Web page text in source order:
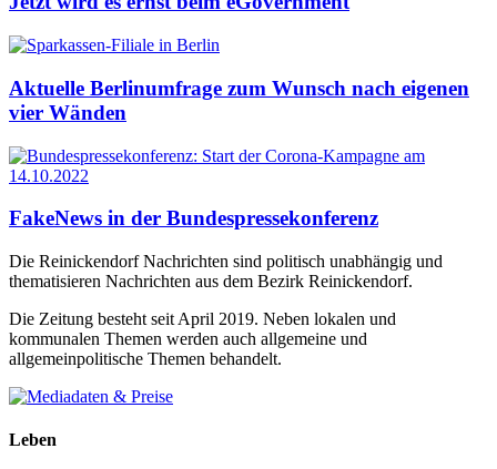
Aktuelle Berlinumfrage zum Wunsch nach eigenen
vier Wänden
FakeNews in der Bundespressekonferenz
Die Reinickendorf Nachrichten sind politisch unabhängig und
thematisieren Nachrichten aus dem Bezirk Reinickendorf.
Die Zeitung besteht seit April 2019. Neben lokalen und
kommunalen Themen werden auch allgemeine und
allgemeinpolitische Themen behandelt.
Leben